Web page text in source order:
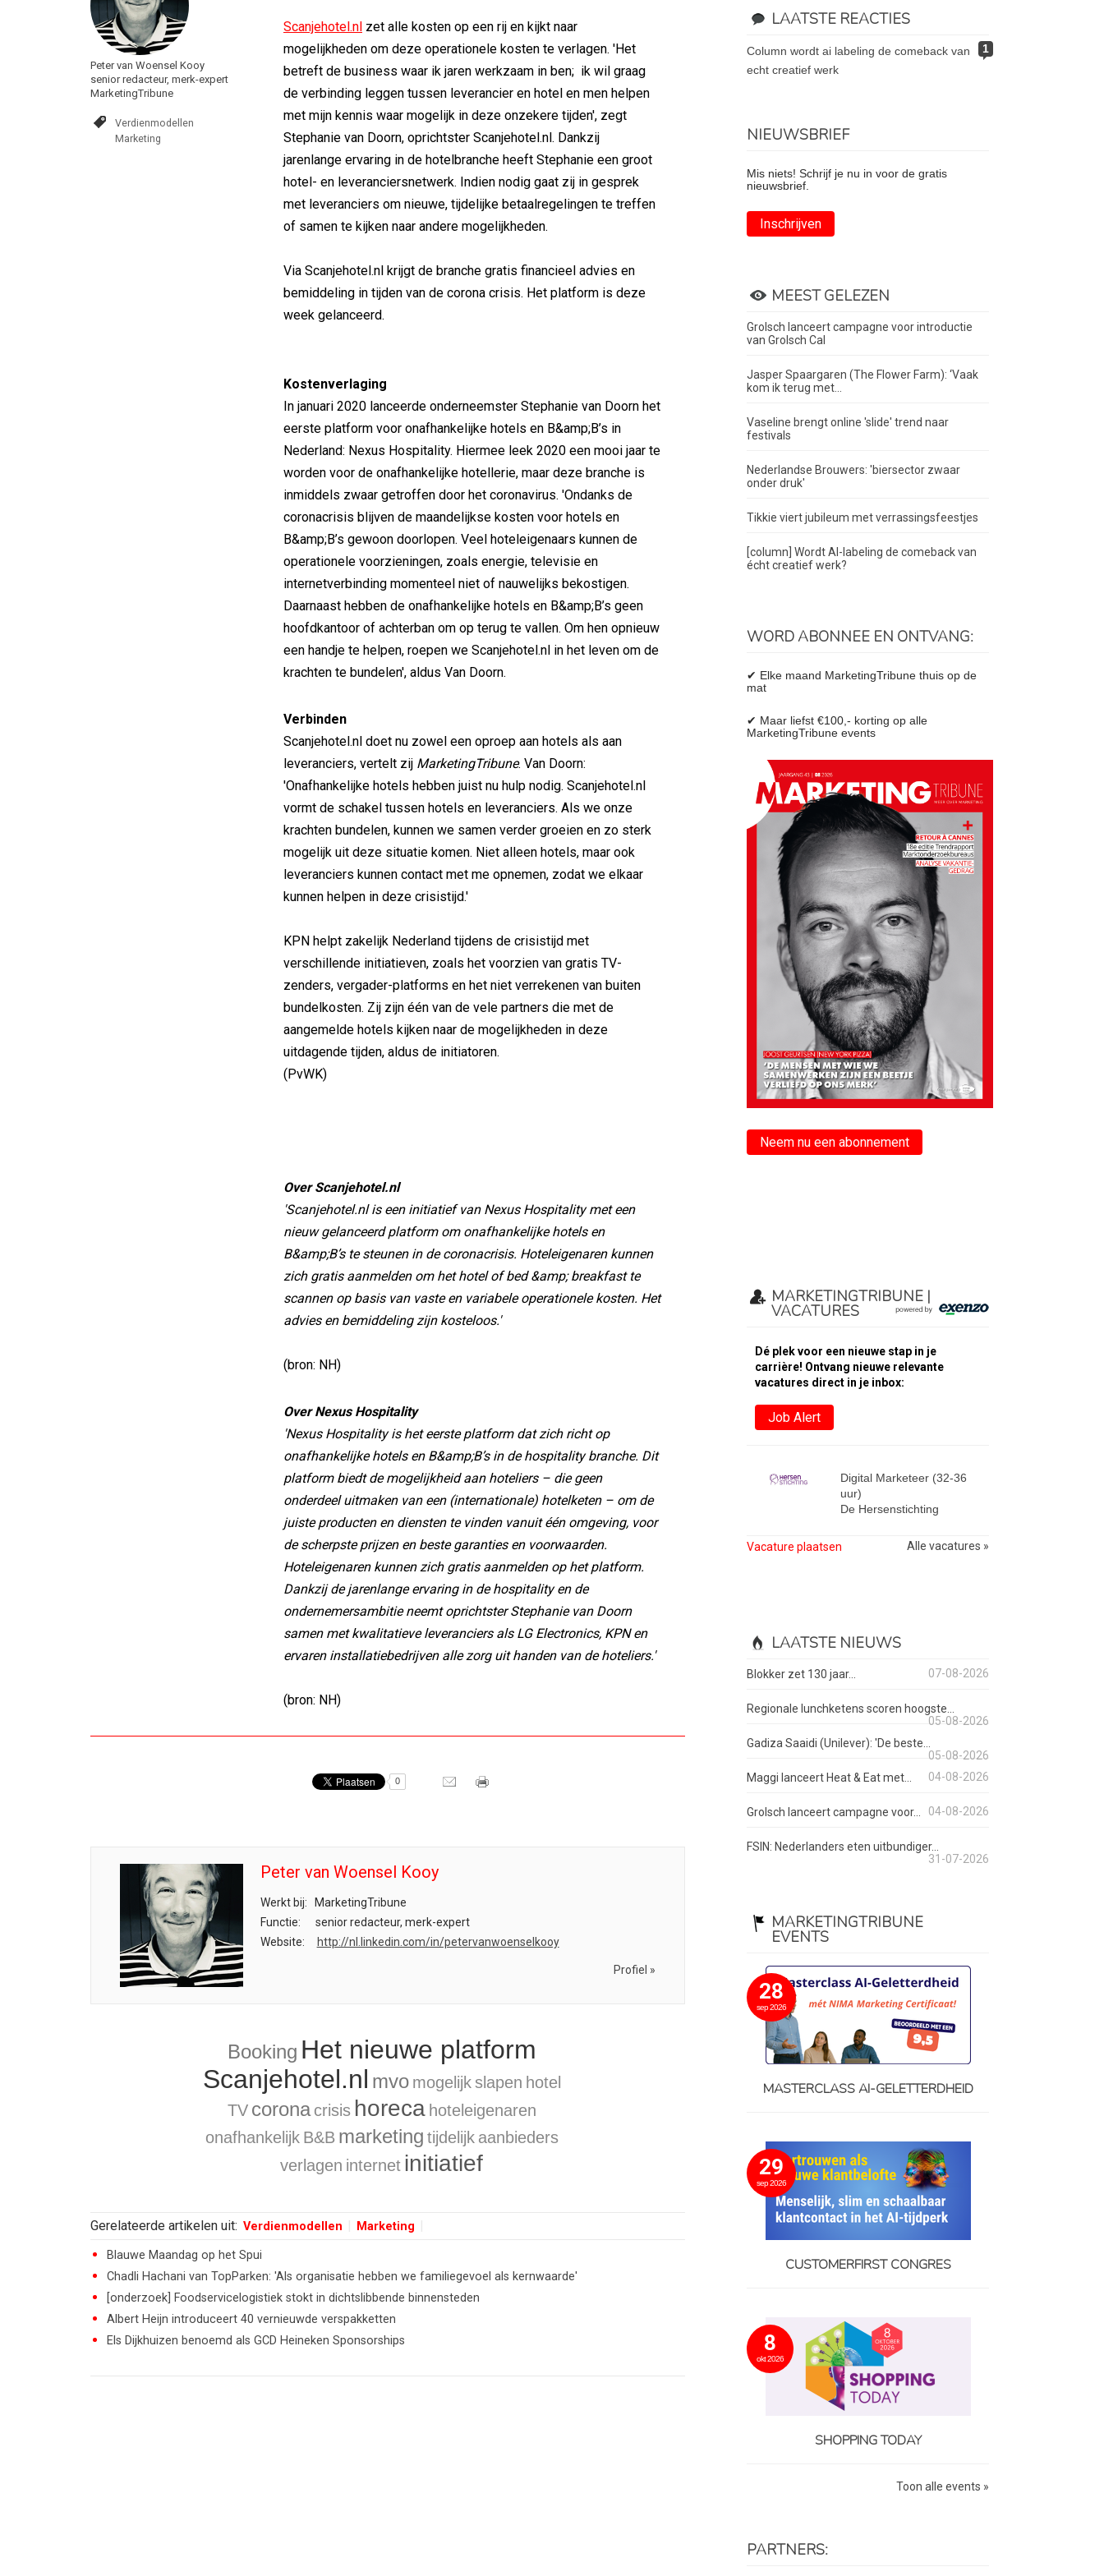
Peter van Woensel Kooy
senior redacteur, merk-expert
MarketingTribune
Verdienmodellen
Marketing
Scanjehotel.nl zet alle kosten op een rij en kijkt naar
mogelijkheden om deze operationele kosten te verlagen. 'Het
betreft de business waar ik jaren werkzaam in ben; ik wil graag
de verbinding leggen tussen leverancier en hotel en men helpen
met mijn kennis waar mogelijk in deze onzekere tijden', zegt
Stephanie van Doorn, oprichtster Scanjehotel.nl. Dankzij
jarenlange ervaring in de hotelbranche heeft Stephanie een groot
hotel- en leveranciersnetwerk. Indien nodig gaat zij in gesprek
met leveranciers om nieuwe, tijdelijke betaalregelingen te treffen
of samen te kijken naar andere mogelijkheden.
Via Scanjehotel.nl krijgt de branche gratis financieel advies en
bemiddeling in tijden van de corona crisis. Het platform is deze
week gelanceerd.
Kostenverlaging
In januari 2020 lanceerde onderneemster Stephanie van Doorn het
eerste platform voor onafhankelijke hotels en B&amp;B’s in
Nederland: Nexus Hospitality. Hiermee leek 2020 een mooi jaar te
worden voor de onafhankelijke hotellerie, maar deze branche is
inmiddels zwaar getroffen door het coronavirus. 'Ondanks de
coronacrisis blijven de maandelijkse kosten voor hotels en
B&amp;B’s gewoon doorlopen. Veel hoteleigenaars kunnen de
operationele voorzieningen, zoals energie, televisie en
internetverbinding momenteel niet of nauwelijks bekostigen.
Daarnaast hebben de onafhankelijke hotels en B&amp;B’s geen
hoofdkantoor of achterban om op terug te vallen. Om hen opnieuw
een handje te helpen, roepen we Scanjehotel.nl in het leven om de
krachten te bundelen', aldus Van Doorn.
Verbinden
Scanjehotel.nl doet nu zowel een oproep aan hotels als aan
leveranciers, vertelt zij MarketingTribune. Van Doorn:
'Onafhankelijke hotels hebben juist nu hulp nodig. Scanjehotel.nl
vormt de schakel tussen hotels en leveranciers. Als we onze
krachten bundelen, kunnen we samen verder groeien en zo sterk
mogelijk uit deze situatie komen. Niet alleen hotels, maar ook
leveranciers kunnen contact met me opnemen, zodat we elkaar
kunnen helpen in deze crisistijd.'
KPN helpt zakelijk Nederland tijdens de crisistijd met
verschillende initiatieven, zoals het voorzien van gratis TV-
zenders, vergader-platforms en het niet verrekenen van buiten
bundelkosten. Zij zijn één van de vele partners die met de
aangemelde hotels kijken naar de mogelijkheden in deze
uitdagende tijden, aldus de initiatoren.
(PvWK)
Over Scanjehotel.nl
'Scanjehotel.nl is een initiatief van Nexus Hospitality met een
nieuw gelanceerd platform om onafhankelijke hotels en
B&amp;B’s te steunen in de coronacrisis. Hoteleigenaren kunnen
zich gratis aanmelden om het hotel of bed &amp; breakfast te
scannen op basis van vaste en variabele operationele kosten. Het
advies en bemiddeling zijn kosteloos.'
(bron: NH)
Over Nexus Hospitality
'Nexus Hospitality is het eerste platform dat zich richt op
onafhankelijke hotels en B&amp;B’s in de hospitality branche. Dit
platform biedt de mogelijkheid aan hoteliers – die geen
onderdeel uitmaken van een (internationale) hotelketen – om de
juiste producten en diensten te vinden vanuit één omgeving, voor
de scherpste prijzen en beste garanties en voorwaarden.
Hoteleigenaren kunnen zich gratis aanmelden op het platform.
Dankzij de jarenlange ervaring in de hospitality en de
ondernemersambitie neemt oprichtster Stephanie van Doorn
samen met kwalitatieve leveranciers als LG Electronics, KPN en
ervaren installatiebedrijven alle zorg uit handen van de hoteliers.'
(bron: NH)
0
Peter van Woensel Kooy
Werkt bij:
MarketingTribune
Functie:
senior redacteur, merk-expert
Website:
http://nl.linkedin.com/in/petervanwoenselkooy
Profiel »
Booking Het nieuwe platform
Scanjehotel.nl mvo mogelijkslapen hotel
TV corona crisis horeca hoteleigenaren
onafhankelijk B&B marketing tijdelijk aanbieders
verlagen internet initiatief
Gerelateerde artikelen uit: Verdienmodellen Marketing
Blauwe Maandag op het Spui
Chadli Hachani van TopParken: 'Als organisatie hebben we familiegevoel als kernwaarde'
[onderzoek] Foodservicelogistiek stokt in dichtslibbende binnensteden
Albert Heijn introduceert 40 vernieuwde verspakketten
Els Dijkhuizen benoemd als GCD Heineken Sponsorships
LAATSTE REACTIES
1
column wordt ai labeling de comeback van
echt creatief werk
NIEUWSBRIEF
Mis niets! Schrijf je nu in voor de gratis
nieuwsbrief.
Inschrijven
MEEST GELEZEN
Grolsch lanceert campagne voor introductie
van Grolsch Cal
Jasper Spaargaren (The Flower Farm): ‘Vaak
kom ik terug met...
Vaseline brengt online 'slide' trend naar
festivals
Nederlandse Brouwers: 'biersector zwaar
onder druk'
Tikkie viert jubileum met verrassingsfeestjes
[column] Wordt AI-labeling de comeback van
écht creatief werk?
WORD ABONNEE EN ONTVANG:
✔ Elke maand MarketingTribune thuis op de
mat
✔ Maar liefst €100,- korting op alle
MarketingTribune events
Neem nu een abonnement
MARKETINGTRIBUNE |
VACATURES
Dé plek voor een nieuwe stap in je
carrière! Ontvang nieuwe relevante
vacatures direct in je inbox:
Job Alert
Digital Marketeer (32-36
uur)
De Hersenstichting
Vacature plaatsen Alle vacatures »
LAATSTE NIEUWS
Blokker zet 130 jaar... 07-08-2026
Regionale lunchketens scoren hoogste...
05-08-2026
Gadiza Saaidi (Unilever): 'De beste...
05-08-2026
Maggi lanceert Heat & Eat met...
04-08-2026
Grolsch lanceert campagne voor... 04-08-2026
FSIN: Nederlanders eten uitbundiger...
31-07-2026
MARKETINGTRIBUNE
EVENTS
28
sep 2026
MASTERCLASS AI-GELETTERDHEID
29
sep 2026
CUSTOMERFIRST CONGRES
8
okt 2026
SHOPPING TODAY
Toon alle events »
PARTNERS: